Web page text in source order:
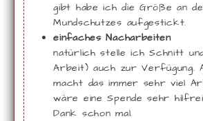
gibt habe ich die Größe an
Mundschutzes aufgestickt.
einfaches Nacharbeiten
natürlich stelle ich Schnitt
Arbeit) auch zur Verfügung.
macht das immer sehr viel
wäre eine Spende sehr
Dank schon mal.